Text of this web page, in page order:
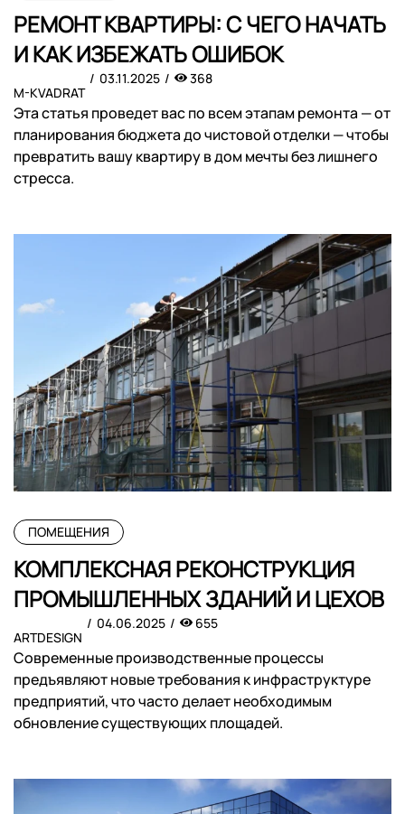
РЕМОНТ КВАРТИРЫ: С ЧЕГО НАЧАТЬ
И КАК ИЗБЕЖАТЬ ОШИБОК
M-KVADRAT
03.11.2025 368
Эта статья проведет вас по всем этапам ремонта — от
планирования бюджета до чистовой отделки — чтобы
превратить вашу квартиру в дом мечты без лишнего
стресса.
ПОМЕЩЕНИЯ
КОМПЛЕКСНАЯ РЕКОНСТРУКЦИЯ
ПРОМЫШЛЕННЫХ ЗДАНИЙ И ЦЕХОВ
ARTDESIGN
04.06.2025 655
Современные производственные процессы
предъявляют новые требования к инфраструктуре
предприятий, что часто делает необходимым
обновление существующих площадей.